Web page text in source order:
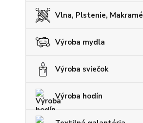
Vlna, Plstenie, Makramé
Výroba mydla
Výroba sviečok
Výroba hodín